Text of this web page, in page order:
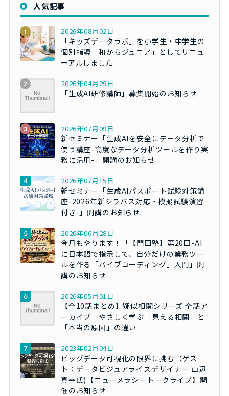
人気記事
2026年08月02日
「キッズデータラボ」を小学生・中学生の
個別指導「和からジュニア」としてリニュ
ーアルしました
2026年04月29日
「生成AI研修講師」募集開始のお知らせ
2026年07月09日
新セミナー「生成AIを安全にデータ分析で
使う講座-高度なデータ分析ツールを作り実
務に活用-」開講のお知らせ
2026年07月15日
新セミナー「生成AIパスポート試験対策講
座-2026年新シラバス対応・模擬試験演習
付き-」開講のお知らせ
2026年06月28日
今月もやります！「【門田塾】第20回-AI
に日本語で指示して、自分だけの業務ツー
ルを作る「バイブコーディング」入門」開
講のお知らせ
2026年05月01日
【全10話まとめ】疑似相関シリーズ 全話ア
ーカイブ｜やさしく学ぶ「見える相関」と
「本当の原因」の違い
2023年02月04日
ビッグデータ可視化の限界に挑む（ゲス
ト：データビジュアライズデザイナー 山辺
真幸氏)【ニューメラシートークライブ】開
催のお知らせ